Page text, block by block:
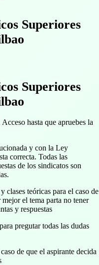
Superiores
Superiores
hasta que apruebes la
y con la Ley
correcta. Todas las
de los sindicatos son
clases teóricas para el caso de
el tema parta no tener
y respuestas
pregutar todas las dudas
de que el aspirante decida